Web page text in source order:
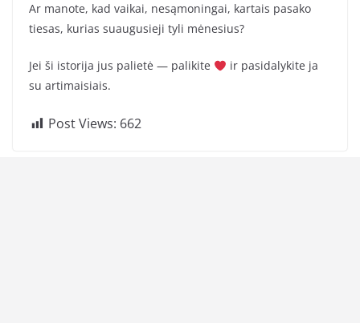
Ar manote, kad vaikai, nesąmoningai, kartais pasako
tiesas, kurias suaugusieji tyli mėnesius?
Jei ši istorija jus palietė — palikite
ir pasidalykite ja
su artimaisiais.
Post Views: 662